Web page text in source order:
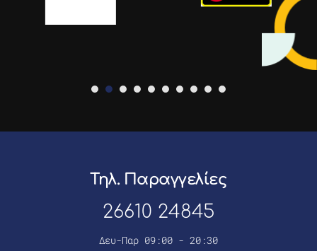
Τηλ. Παραγγελίες
26610 24845
Δευ-Παρ 09:00 - 20:30